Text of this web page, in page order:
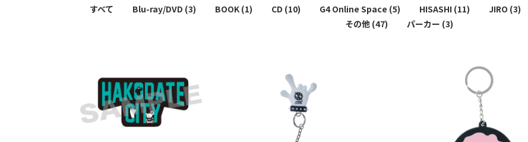
すべて Blu-ray/DVD (3) BOOK (1) CD (10) G4 Online Space (5) HISASHI (11) JIRO (3)
その他 (47)
パーカー (3)
その他
G4 Spaceステッカー（2
種セット）
HISASHI その他
SPIKE RECORDINGS by
HISASHI Hand Sign チ
JIRO produce LTMラバ
ーキーホルダー